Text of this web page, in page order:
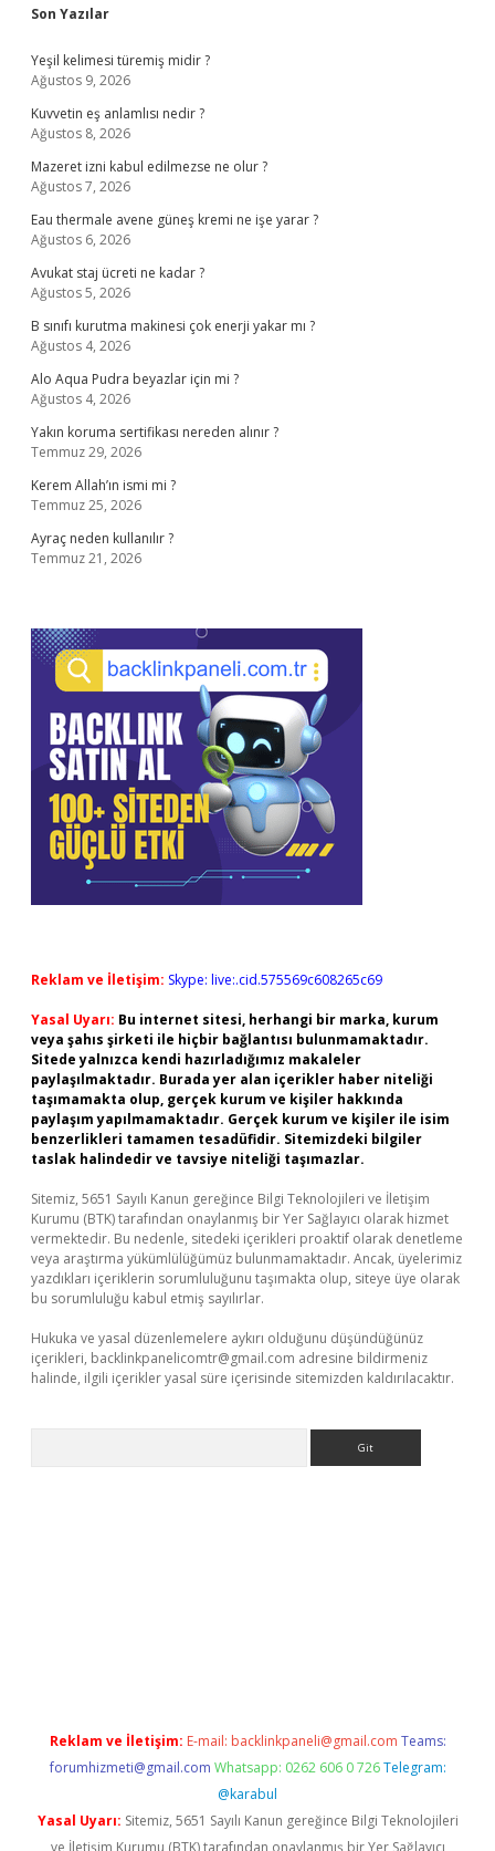
Sidebar
Son Yazılar
Yeşil kelimesi türemiş midir ?
Ağustos 9, 2026
Kuvvetin eş anlamlısı nedir ?
Ağustos 8, 2026
Mazeret izni kabul edilmezse ne olur ?
Ağustos 7, 2026
Eau thermale avene güneş kremi ne işe yarar ?
Ağustos 6, 2026
Avukat staj ücreti ne kadar ?
Ağustos 5, 2026
B sınıfı kurutma makinesi çok enerji yakar mı ?
Ağustos 4, 2026
Alo Aqua Pudra beyazlar için mi ?
Ağustos 4, 2026
Yakın koruma sertifikası nereden alınır ?
Temmuz 29, 2026
Kerem Allah’ın ismi mi ?
Temmuz 25, 2026
Ayraç neden kullanılır ?
Temmuz 21, 2026
Reklam ve İletişim: Skype: live:.cid.575569c608265c69
Yasal Uyarı: Bu internet sitesi, herhangi bir marka, kurum
veya şahıs şirketi ile hiçbir bağlantısı bulunmamaktadır.
Sitede yalnızca kendi hazırladığımız makaleler
paylaşılmaktadır. Burada yer alan içerikler haber niteliği
taşımamakta olup, gerçek kurum ve kişiler hakkında
paylaşım yapılmamaktadır. Gerçek kurum ve kişiler ile isim
benzerlikleri tamamen tesadüfidir. Sitemizdeki bilgiler
taslak halindedir ve tavsiye niteliği taşımazlar.
Sitemiz, 5651 Sayılı Kanun gereğince Bilgi Teknolojileri ve İletişim
Kurumu (BTK) tarafından onaylanmış bir Yer Sağlayıcı olarak hizmet
vermektedir. Bu nedenle, sitedeki içerikleri proaktif olarak denetleme
veya araştırma yükümlülüğümüz bulunmamaktadır. Ancak, üyelerimiz
yazdıkları içeriklerin sorumluluğunu taşımakta olup, siteye üye olarak
bu sorumluluğu kabul etmiş sayılırlar.
Hukuka ve yasal düzenlemelere aykırı olduğunu düşündüğünüz
içerikleri, backlinkpanelicomtr@gmail.com adresine bildirmeniz
halinde, ilgili içerikler yasal süre içerisinde sitemizden kaldırılacaktır.
Reklam ve İletişim: E-mail: backlinkpaneli@gmail.com Teams:
forumhizmeti@gmail.com Whatsapp: 0262 606 0 726 Telegram:
@karabul
Yasal Uyarı: Sitemiz, 5651 Sayılı Kanun gereğince Bilgi Teknolojileri
ve İletişim Kurumu (BTK) tarafından onaylanmış bir Yer Sağlayıcı